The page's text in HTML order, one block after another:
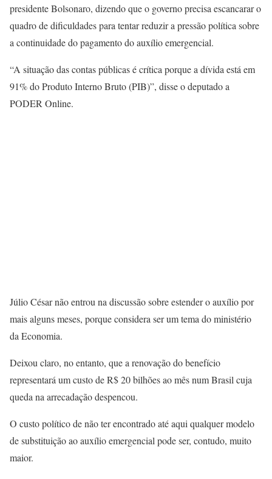
presidente Bolsonaro, dizendo que o governo precisa escancarar o
quadro de dificuldades para tentar reduzir a pressão política sobre
a continuidade do pagamento do auxílio emergencial.
“A situação das contas públicas é crítica porque a dívida está em
91% do Produto Interno Bruto (PIB)”, disse o deputado a
PODER Online.
Júlio César não entrou na discussão sobre estender o auxílio por
mais alguns meses, porque considera ser um tema do ministério
da Economia.
Deixou claro, no entanto, que a renovação do benefício
representará um custo de R$ 20 bilhões ao mês num Brasil cuja
queda na arrecadação despencou.
O custo político de não ter encontrado até aqui qualquer modelo
de substituição ao auxílio emergencial pode ser, contudo, muito
maior.